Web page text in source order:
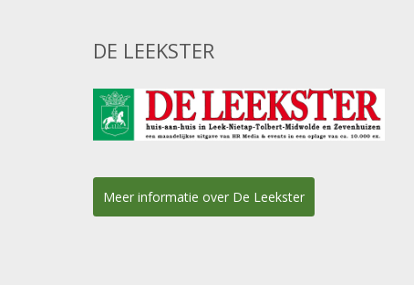
DE LEEKSTER
Meer informatie over De Leekster